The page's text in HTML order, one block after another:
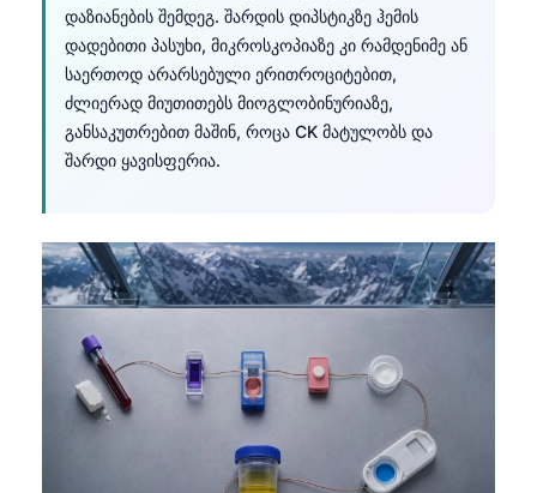
დაზიანების შემდეგ. შარდის დიპსტიკზე ჰემის
დადებითი პასუხი, მიკროსკოპიაზე კი რამდენიმე ან
საერთოდ არარსებული ერითროციტებით,
ძლიერად მიუთითებს მიოგლობინურიაზე,
განსაკუთრებით მაშინ, როცა CK მატულობს და
შარდი ყავისფერია.